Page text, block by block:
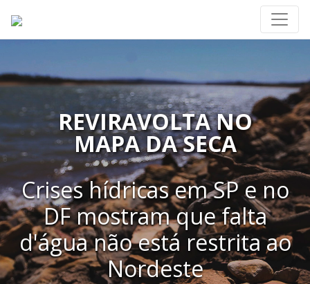
REVIRAVOLTA NO
MAPA DA SECA
Crises hídricas em SP e no
DF mostram que falta
d'água não está restrita ao
Nordeste